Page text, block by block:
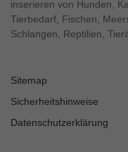
inserieren von Hunden,
Tierbedarf, Fischen,
Schlangen, Reptilien,
Sitemap
Sicherheitshinweise
Datenschutzerklärung